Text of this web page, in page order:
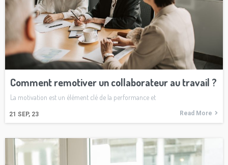
Comment remotiver un collaborateur au travail ?
21 SEP, 23
La motivation est un élément clé de la performance et
Read More